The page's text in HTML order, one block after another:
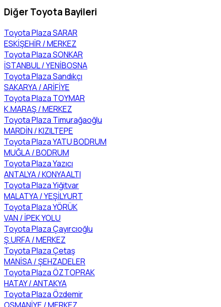
Diğer Toyota Bayileri
Toyota Plaza SARAR
ESKİŞEHİR / MERKEZ
Toyota Plaza SONKAR
İSTANBUL / YENİBOSNA
Toyota Plaza Sandıkçı
SAKARYA / ARİFİYE
Toyota Plaza TOYMAR
K.MARAŞ / MERKEZ
Toyota Plaza Timurağaoğlu
MARDİN / KIZILTEPE
Toyota Plaza YATU BODRUM
MUĞLA / BODRUM
Toyota Plaza Yazıcı
ANTALYA / KONYAALTI
Toyota Plaza Yiğitvar
MALATYA / YEŞİLYURT
Toyota Plaza YÖRÜK
VAN / İPEK YOLU
Toyota Plaza Çayırcıoğlu
Ş.URFA / MERKEZ
Toyota Plaza Çetaş
MANİSA / ŞEHZADELER
Toyota Plaza ÖZTOPRAK
HATAY / ANTAKYA
Toyota Plaza Özdemir